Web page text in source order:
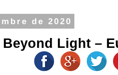
de 2020
Light –